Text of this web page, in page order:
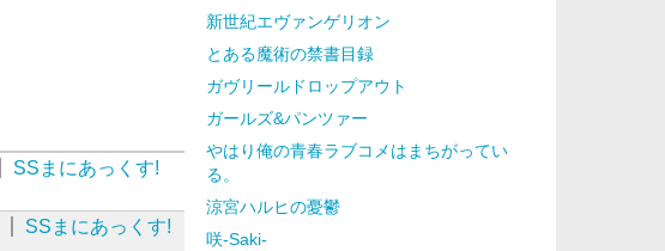
SSまにあっくす!
SSまにあっくす!
新世紀エヴァンゲリオン
とある魔術の禁書目録
ガヴリールドロップアウト
ガールズ&パンツァー
やはり俺の青春ラブコメはまちがってい
る。
涼宮ハルヒの憂鬱
咲-Saki-